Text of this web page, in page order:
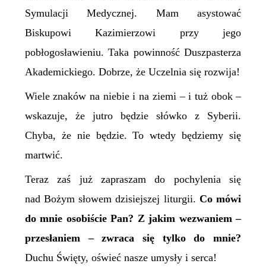
Symulacji Medycznej. Mam asystować
Biskupowi Kazimierzowi przy jego
pobłogosławieniu. Taka powinność Duszpasterza
Akademickiego. Dobrze, że Uczelnia się rozwija!
Wiele znaków na niebie i na ziemi – i tuż obok –
wskazuje, że jutro będzie słówko z Syberii.
Chyba, że nie będzie. To wtedy będziemy się
martwić.
Teraz zaś już zapraszam do pochylenia się
nad Bożym słowem dzisiejszej liturgii. Co mówi
do mnie osobiście Pan? Z jakim wezwaniem –
przesłaniem – zwraca się tylko do mnie?
Duchu Święty, oświeć nasze umysły i serca!